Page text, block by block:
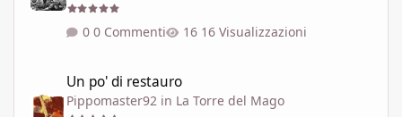
0 Commenti 16 Visualizzazioni
Un po' di restauro
Pippomaster92 in La Torre del Mago